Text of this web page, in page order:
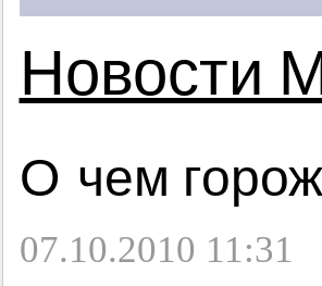
Новости
О чем
07.10.2010 11:31